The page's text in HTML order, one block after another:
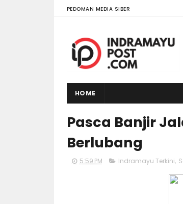
PEDOMAN MEDIA SIBER
HOME
Pasca Banjir
Berlubang
5:59 PM Indramayu Terkini,